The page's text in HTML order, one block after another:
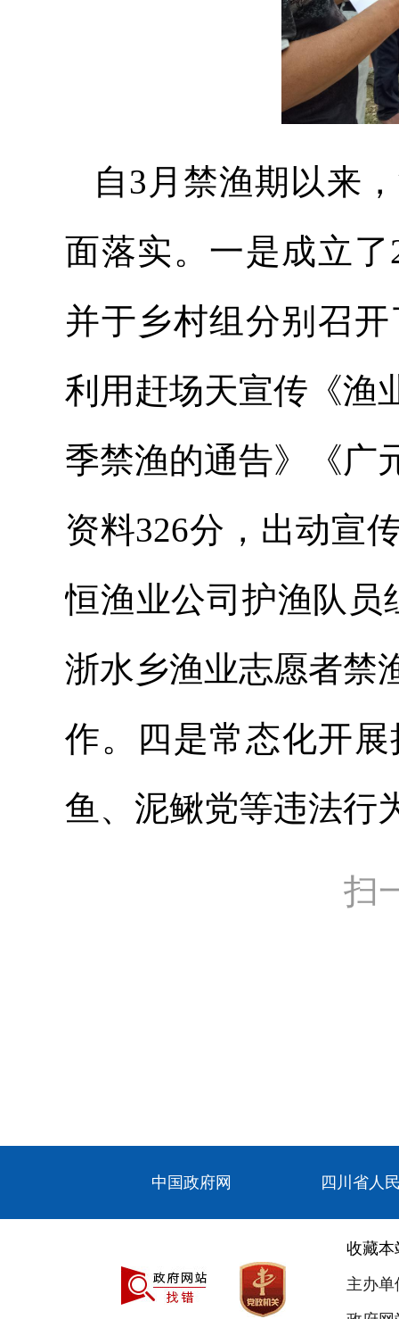
自3月禁渔期以来
面落实。一是成立
并于乡村组分别召
利用赶场天宣传《渔
季禁渔的通告》《广
资料326分，出动宣
恒渔业公司护渔队员
浙水乡渔业志愿者禁
作。四是常态化开
鱼、泥鳅党等违法行
扫
中国政府网 四川省人
收藏本
主办